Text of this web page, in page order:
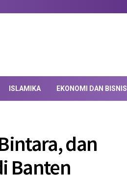
ISLAMIKA EKONOMI DAN BISNIS
dan
Banten